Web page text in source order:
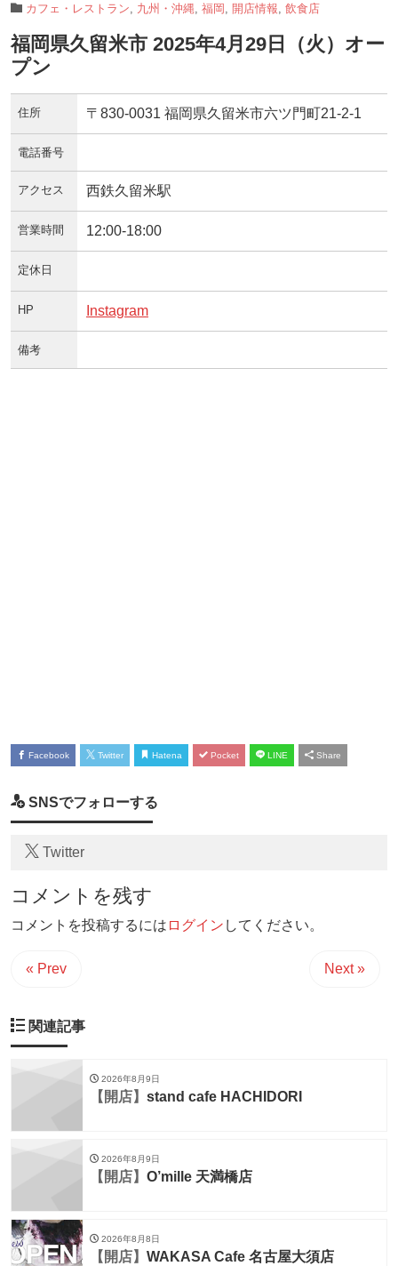
カフェ・レストラン
九州・沖縄 福岡 開店情報 飲食店
福岡県久留米市 2025年4月29日（火）オー
プン
住所 〒830-0031 福岡県久留米市六ツ門町21-2-1
電話番号
アクセス 西鉄久留米駅
営業時間 12:00-18:00
定休日
HP Instagram
備考
Facebook Twitter Hatena Pocket LINE Share
SNSでフォローする
Twitter
コメントを残す
コメントを投稿するには ログイン してください。
« Prev Next »
関連記事
2026年8月9日
【開店】 stand cafe HACHIDORI
2026年8月9日
【開店】 O’mille 天満橋店
2026年8月8日
【開店】 WAKASA Cafe 名古屋大須店